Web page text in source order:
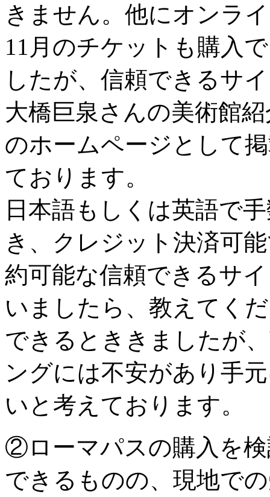
きません。他にオンラ
11月のチケットも購入
したが、信頼できるサ
大橋巨泉さんの美術館
のホームページとして
ております。
日本語もしくは英語で
き、クレジット決済可
約可能な信頼できるサ
いましたら、教えてく
できるとききましたが
ングには不安があり手
いと考えております。
②ローマパスの購入を
できるものの、現地で